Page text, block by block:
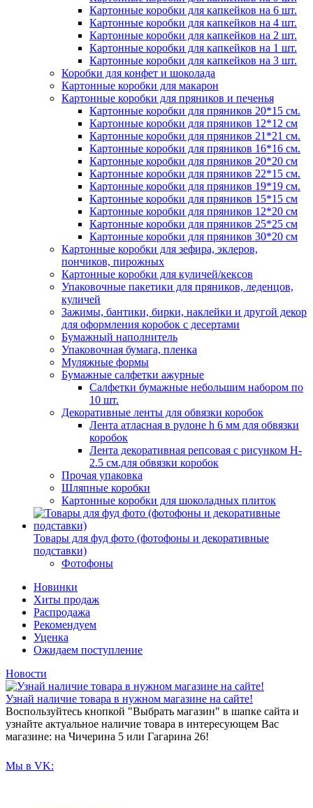
Картонные коробки для капкейков на 6 шт.
Картонные коробки для капкейков на 4 шт.
Картонные коробки для капкейков на 2 шт.
Картонные коробки для капкейков на 1 шт.
Картонные коробки для капкейков на 3 шт.
Коробки для конфет и шоколада
Картонные коробки для макарон
Картонные коробки для пряников и печенья
Картонные коробки для пряников 20*15 см.
Картонные коробки для пряников 12*12 см
Картонные коробки для пряников 21*21 см.
Картонные коробки для пряников 16*16 см.
Картонные коробки для пряников 20*20 см
Картонные коробки для пряников 22*15 см.
Картонные коробки для пряников 19*19 см.
Картонные коробки для пряников 15*15 см
Картонные коробки для пряников 12*20 см
Картонные коробки для пряников 25*25 см
Картонные коробки для пряников 30*20 см
Картонные коробки для зефира, эклеров,
пончиков, пирожных
Картонные коробки для куличей/кексов
Упаковочные пакетики для пряников, леденцов,
куличей
Зажимы, бантики, бирки, наклейки и другой декор
для оформления коробок с десертами
Бумажный наполнитель
Упаковочная бумага, пленка
Муляжные формы
Бумажные салфетки ажурные
Салфетки бумажные небольшим набором по
10 шт.
Декоративные ленты для обвязки коробок
Лента атласная в рулоне h 6 мм для обвязки
коробок
Лента декоративная репсовая с рисунком H-
2.5 см.для обвязки коробок
Прочая упаковка
Шляпные коробки
Картонные коробки для шоколадных плиток
Товары для фуд фото (фотофоны и декоративные
подставки)
Фотофоны
Новинки
Хиты продаж
Распродажа
Рекомендуем
Уценка
Ожидаем поступление
Новости
Узнай наличие товара в нужном магазине на сайте!
Воспользуйтесь кнопкой "Выбрать магазин" в шапке сайта и
узнайте актуальное наличие товара в интересующем Вас
магазине: на Чичерина 5 или Гагарина 26!
Мы в VK: